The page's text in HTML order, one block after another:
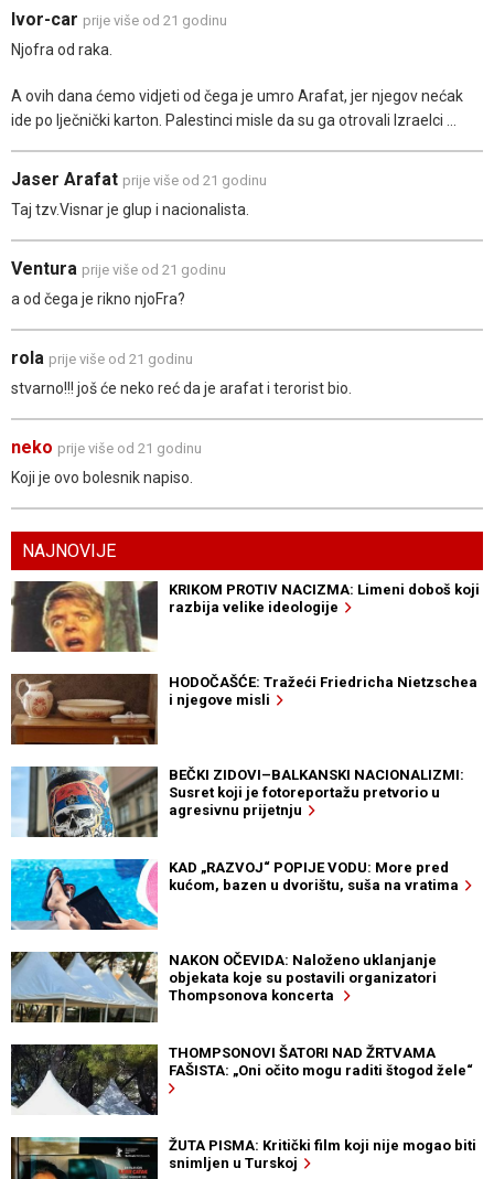
Ivor-car prije više od 21 godinu
Njofra od raka.
A ovih dana ćemo vidjeti od čega je umro Arafat, jer njegov nećak
ide po lječnički karton. Palestinci misle da su ga otrovali Izraelci ...
Jaser Arafat prije više od 21 godinu
Taj tzv.Visnar je glup i nacionalista.
Ventura prije više od 21 godinu
a od čega je rikno njoFra?
rola prije više od 21 godinu
stvarno!!! još će neko reć da je arafat i terorist bio.
neko prije više od 21 godinu
Koji je ovo bolesnik napiso.
NAJNOVIJE
KRIKOM PROTIV NACIZMA: Limeni doboš koji
razbija velike ideologije
HODOČAŠĆE: Tražeći Friedricha Nietzschea
i njegove misli
BEČKI ZIDOVI–BALKANSKI NACIONALIZMI:
Susret koji je fotoreportažu pretvorio u
agresivnu prijetnju
KAD „RAZVOJ“ POPIJE VODU: More pred
kućom, bazen u dvorištu, suša na vratima
NAKON OČEVIDA: Naloženo uklanjanje
objekata koje su postavili organizatori
Thompsonova koncerta
THOMPSONOVI ŠATORI NAD ŽRTVAMA
FAŠISTA: „Oni očito mogu raditi štogod žele“
ŽUTA PISMA: Kritički film koji nije mogao biti
snimljen u Turskoj